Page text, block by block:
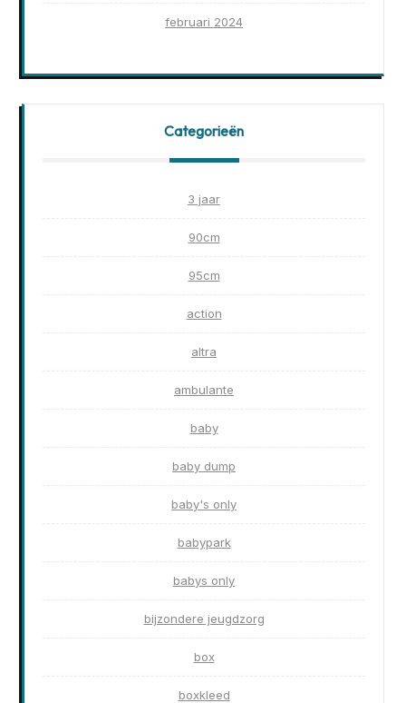
februari 2024
Categorieën
3 jaar
90cm
95cm
action
altra
ambulante
baby
baby dump
baby's only
babypark
babys only
bijzondere jeugdzorg
box
boxkleed